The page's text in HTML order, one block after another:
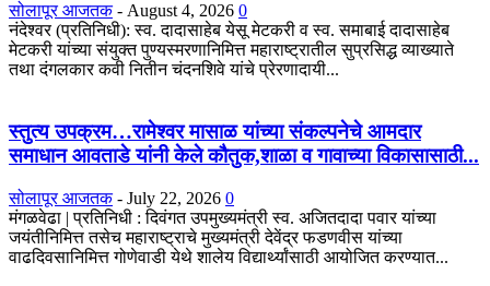
सोलापूर आजतक - August 4, 2026 0
नंदेश्वर (प्रतिनिधी): स्व. दादासाहेब येसू मेटकरी व स्व. समाबाई दादासाहेब
मेटकरी यांच्या संयुक्त पुण्यस्मरणानिमित्त महाराष्ट्रातील सुप्रसिद्ध व्याख्याते
तथा दंगलकार कवी नितीन चंदनशिवे यांचे प्रेरणादायी...
स्तुत्य उपक्रम…रामेश्वर मासाळ यांच्या संकल्पनेचे आमदार
समाधान आवताडे यांनी केले कौतुक,शाळा व गावाच्या विकासासाठी...
सोलापूर आजतक - July 22, 2026 0
मंगळवेढा | प्रतिनिधी : दिवंगत उपमुख्यमंत्री स्व. अजितदादा पवार यांच्या
जयंतीनिमित्त तसेच महाराष्ट्राचे मुख्यमंत्री देवेंद्र फडणवीस यांच्या
वाढदिवसानिमित्त गोणेवाडी येथे शालेय विद्यार्थ्यांसाठी आयोजित करण्यात...